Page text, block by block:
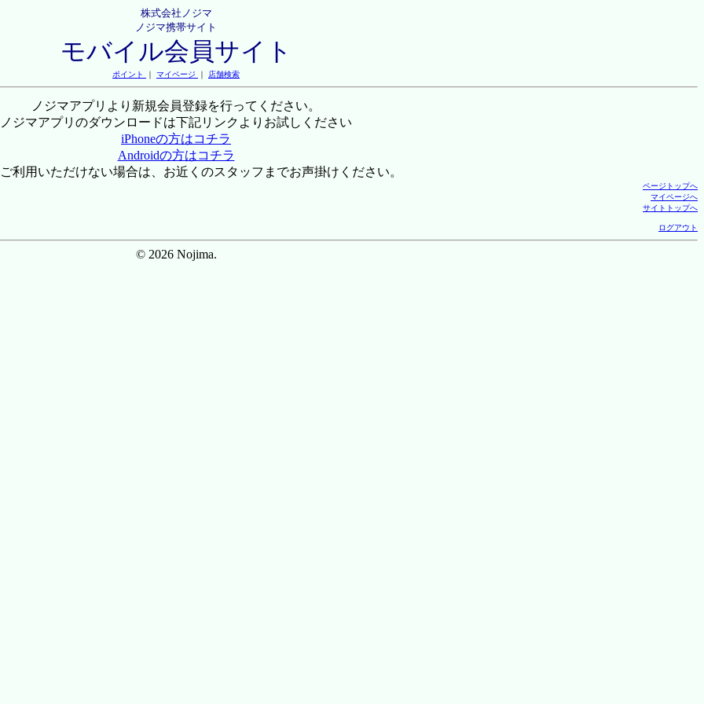
株式会社ノジマ
ノジマ携帯サイト
モバイル会員サイト
ポイント ｜ マイページ ｜ 店舗検索
ノジマアプリより新規会員登録を行ってください。
ノジマアプリのダウンロードは下記リンクよりお試しください
iPhoneの方はコチラ
Androidの方はコチラ
利用いただけない場合は、お近くのスタッフまでお声掛けください。
ページトップへ
マイページへ
サイトトップへ
ログアウト
© 2026 Nojima.